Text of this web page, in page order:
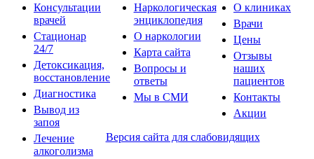
Консультации
врачей
Стационар
24/7
Детоксикация,
восстановление
Диагностика
Вывод из
запоя
Лечение
алкоголизма
Наркологическая
энциклопедия
О наркологии
Карта сайта
Вопросы и
ответы
Мы в СМИ
О клиниках
Врачи
Цены
Отзывы
наших
пациентов
Контакты
Акции
Версия сайта для слабовидящих